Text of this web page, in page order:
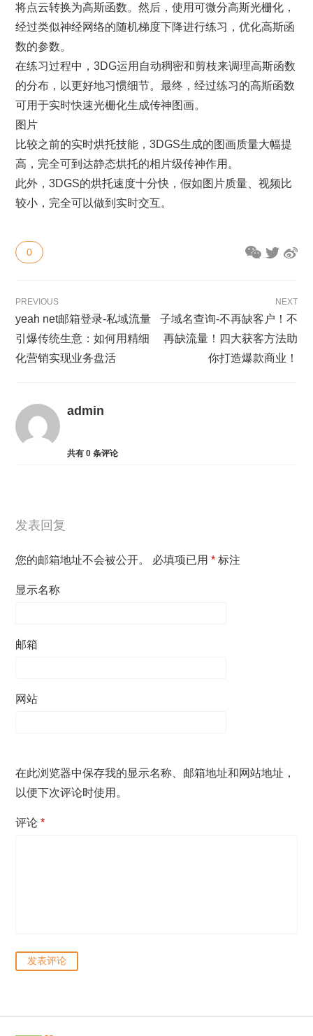
将点云转换为高斯函数。然后，使用可微分高斯光栅化，
经过类似神经网络的随机梯度下降进行练习，优化高斯函
数的参数。
在练习过程中，3DG运用自动稠密和剪枝来调理高斯函数
的分布，以更好地习惯细节。最终，经过练习的高斯函数
可用于实时快速光栅化生成传神图画。
图片
比较之前的实时烘托技能，3DGS生成的图画质量大幅提
高，完全可到达静态烘托的相片级传神作用。
此外，3DGS的烘托速度十分快，假如图片质量、视频比
较小，完全可以做到实时交互。
0
PREVIOUS
yeah net邮箱登录-私域流量
引爆传统生意：如何用精细
化营销实现业务盘活
NEXT
子域名查询-不再缺客户！不
再缺流量！四大获客方法助
你打造爆款商业！
admin
共有0 条评论
发表回复
您的邮箱地址不会被公开。 必填项已用* 标注
显示名称
邮箱
网站
在此浏览器中保存我的显示名称、邮箱地址和网站地址，
以便下次评论时使用。
评论*